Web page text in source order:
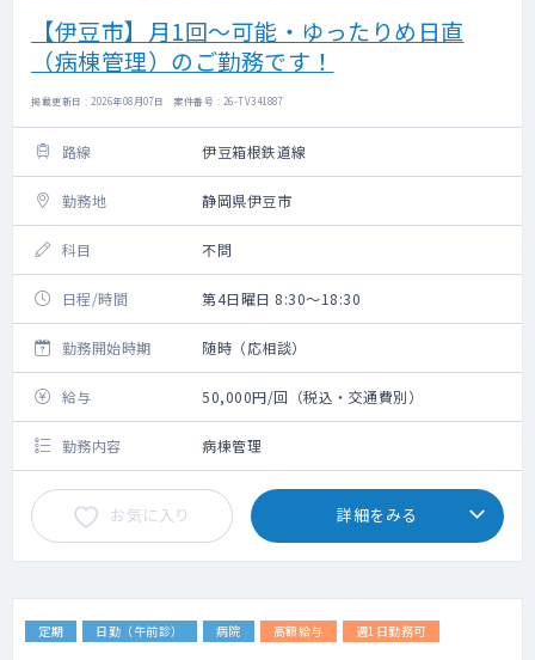
【伊豆市】月1回～可能・ゆったりめ日直
（病棟管理）のご勤務です！
掲載更新日 : 2026年08月07日 案件番号 : 26-TV341887
路線 伊豆箱根鉄道線
勤務地 静岡県伊豆市
科目 不問
日程/時間 第4日曜日 8:30～18:30
勤務開始時期 随時（応相談）
給与 50,000円/回（税込・交通費別）
勤務内容 病棟管理
お気に入り 詳細をみる
定期 日勤（午前診） 病院 高額給与 週1日勤務可